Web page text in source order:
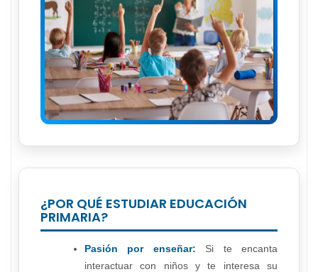
¿POR QUÉ ESTUDIAR EDUCACIÓN
PRIMARIA?
Pasión por enseñar: Si te encanta
interactuar con niños y te interesa su